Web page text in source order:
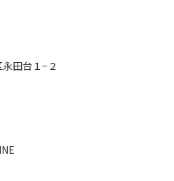
田台１−２